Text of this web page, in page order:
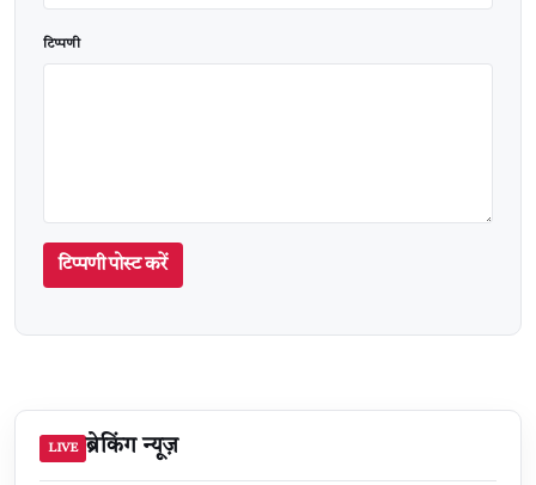
टिप्पणी
टिप्पणी पोस्ट करें
LIVE ब्रेकिंग न्यूज़